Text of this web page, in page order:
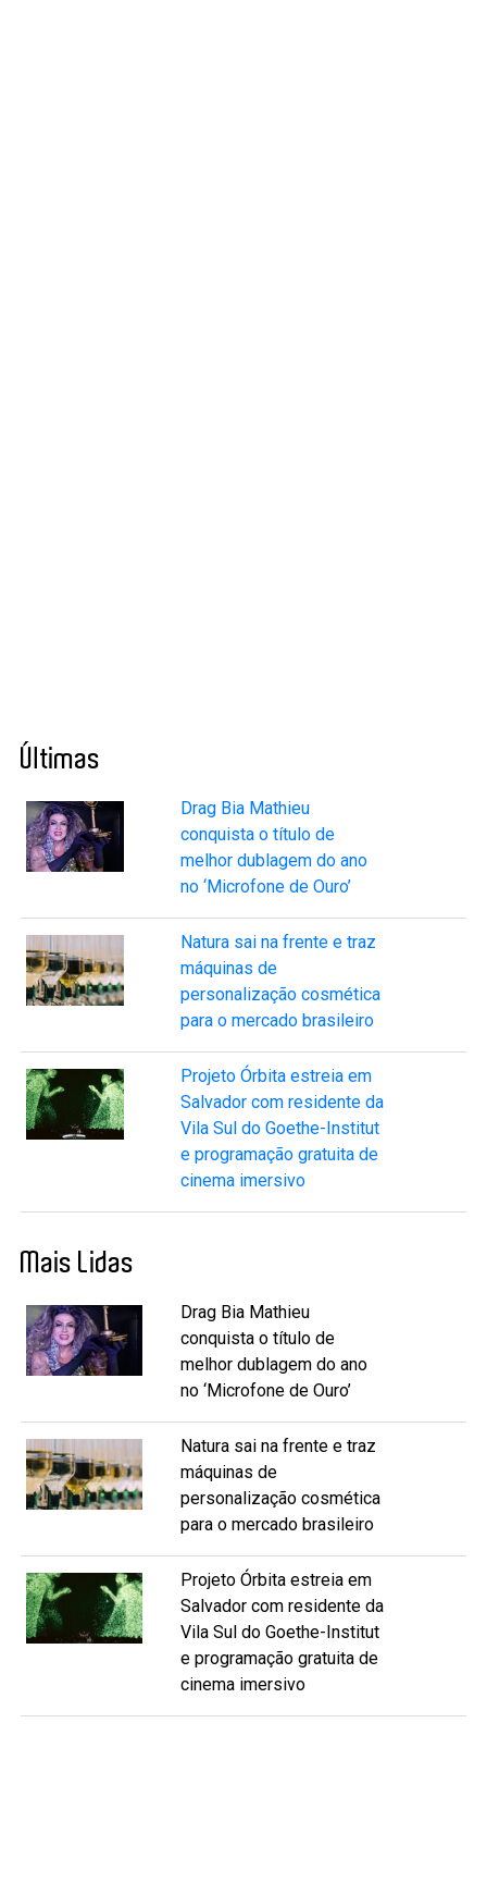
Últimas
Drag Bia Mathieu
conquista o título de
melhor dublagem do ano
no ‘Microfone de Ouro’
Natura sai na frente e traz
máquinas de
personalização cosmética
para o mercado brasileiro
Projeto Órbita estreia em
Salvador com residente da
Vila Sul do Goethe-Institut
e programação gratuita de
cinema imersivo
Mais Lidas
Drag Bia Mathieu
conquista o título de
melhor dublagem do ano
no ‘Microfone de Ouro’
Natura sai na frente e traz
máquinas de
personalização cosmética
para o mercado brasileiro
Projeto Órbita estreia em
Salvador com residente da
Vila Sul do Goethe-Institut
e programação gratuita de
cinema imersivo